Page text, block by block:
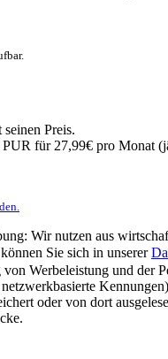
Preis.
für 27,99€ pro Monat
Wir nutzen aus
Sie sich in unserer
Werbeleistung und der
oder von dort